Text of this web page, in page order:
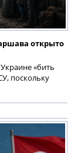
открыто
«бить
поскольку